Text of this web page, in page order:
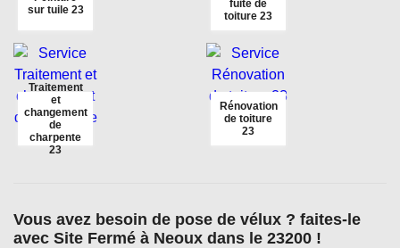
sur tuile 23
fuite de
toiture 23
Traitement
et
changement
de
charpente
23
Rénovation
de toiture
23
Vous avez besoin de pose de vélux ? faites-le
avec Site Fermé à Neoux dans le 23200 !